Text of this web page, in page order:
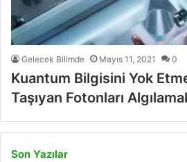
Gelecek Bilimde Mayıs 11, 2021 0
Kuantum Bilgisini Yok
Taşıyan Fotonları
Son Yazılar